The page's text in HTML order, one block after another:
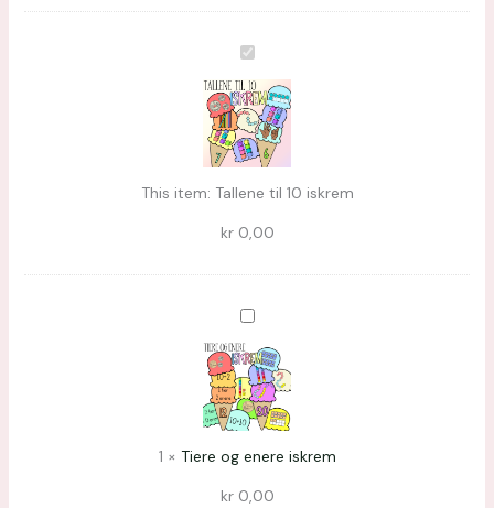
Tallene
til
10
iskrem
This item: Tallene til 10 iskrem
kr0,00
Tiere
og
enere
iskrem
1 × Tiere og enere iskrem
kr0,00